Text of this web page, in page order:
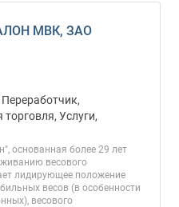
МВК, ЗАО
Услуги,
основанная более 29 лет
весового
лидирующее положение
весов (в особенности
весового